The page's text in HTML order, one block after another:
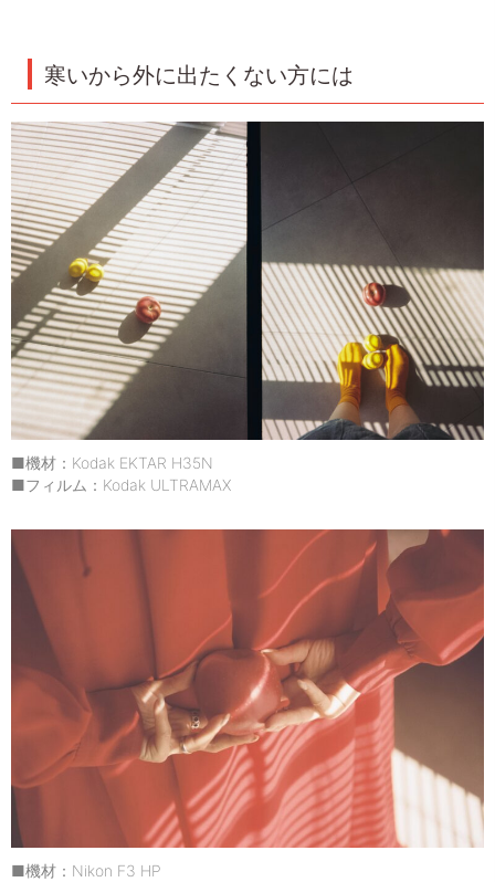
寒いから外に出たくない方には
■機材：Kodak EKTAR H35N
■フィルム：Kodak ULTRAMAX
■機材：Nikon F3 HP